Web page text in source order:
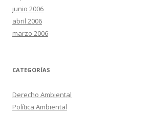
junio 2006
abril 2006
marzo 2006
CATEGORÍAS
Derecho Ambiental
Política Ambiental